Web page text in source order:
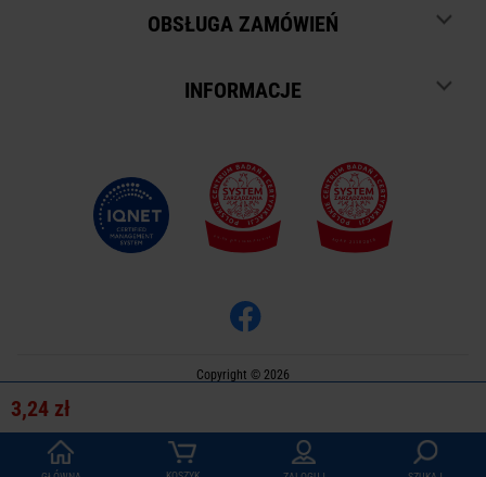
3,24 zł
OBSŁUGA ZAMÓWIEŃ
INFORMACJE
Copyright © 2026